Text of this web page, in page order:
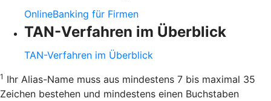
OnlineBanking für Firmen
TAN-Verfahren im Überblick
TAN-Verfahren im Überblick
1 Ihr Alias-Name muss aus mindestens 7 bis maximal 35
Zeichen bestehen und mindestens einen Buchstaben